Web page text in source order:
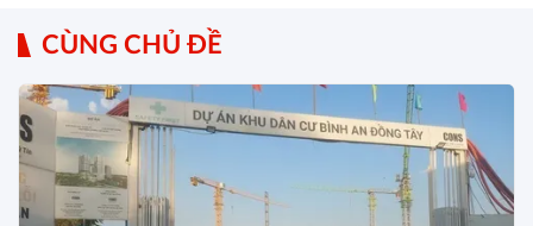
CÙNG CHỦ ĐỀ